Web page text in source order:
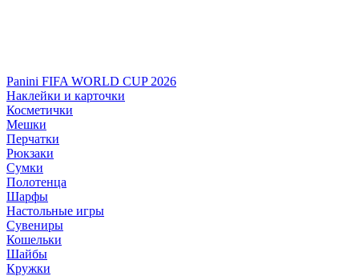
Panini FIFA WORLD CUP 2026
Наклейки и карточки
Косметички
Мешки
Перчатки
Рюкзаки
Сумки
Полотенца
Шарфы
Настольные игры
Сувениры
Кошельки
Шайбы
Кружки